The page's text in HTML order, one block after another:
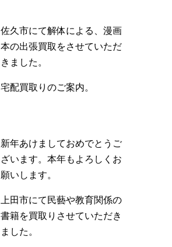
佐久市にて解体による、漫画
本の出張買取をさせていただ
きました。
宅配買取りのご案内。
新年あけましておめでとうご
ざいます。本年もよろしくお
願いします。
上田市にて民藝や教育関係の
書籍を買取りさせていただき
ました。